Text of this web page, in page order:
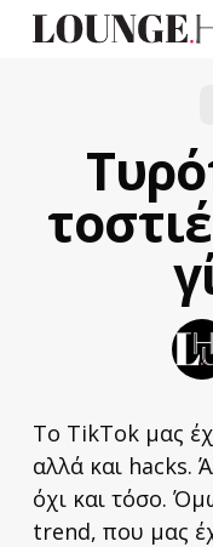
Το TikTok μας
αλλά και hacks.
όχι και τόσο.
trend, που μας